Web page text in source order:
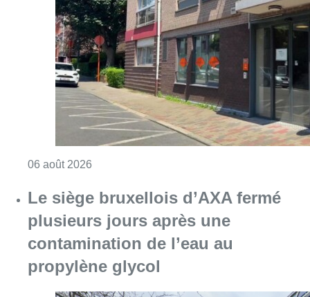
06 août 2026
Le siège bruxellois d’AXA fermé
plusieurs jours après une
contamination de l’eau au
propylène glycol